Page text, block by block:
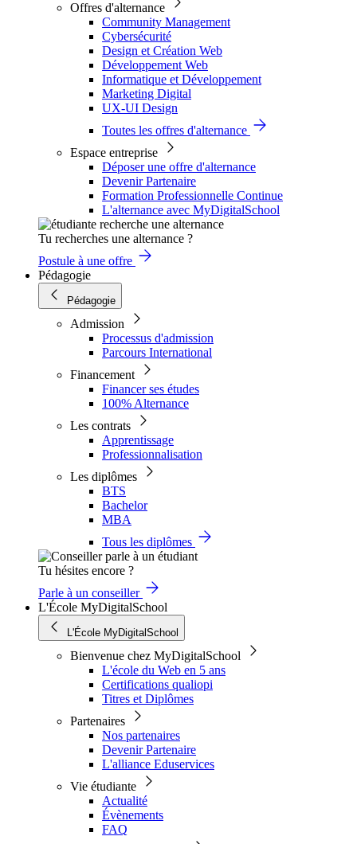
Offres d'alternance
Community Management
Cybersécurité
Design et Création Web
Développement Web
Informatique et Développement
Marketing Digital
UX-UI Design
Toutes les offres d'alternance
Espace entreprise
Déposer une offre d'alternance
Devenir Partenaire
Formation Professionnelle Continue
L'alternance avec MyDigitalSchool
Tu recherches une alternance ?
Postule à une offre
Pédagogie
Pédagogie
Admission
Processus d'admission
Parcours International
Financement
Financer ses études
100% Alternance
Les contrats
Apprentissage
Professionnalisation
Les diplômes
BTS
Bachelor
MBA
Tous les diplômes
Tu hésites encore ?
Parle à un conseiller
L'École MyDigitalSchool
L'École MyDigitalSchool
Bienvenue chez MyDigitalSchool
L'école du Web en 5 ans
Certifications qualiopi
Titres et Diplômes
Partenaires
Nos partenaires
Devenir Partenaire
L'alliance Eduservices
Vie étudiante
Actualité
Évènements
FAQ